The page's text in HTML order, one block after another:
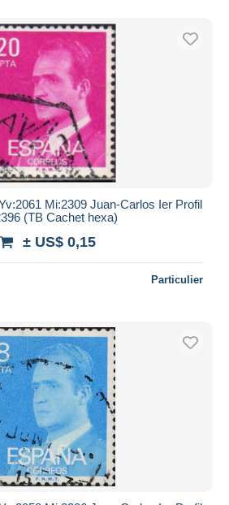
Mi:2309 Juan-Carlos Ier Profil
(TB Cachet hexa)
± US$ 0,15
Particulier